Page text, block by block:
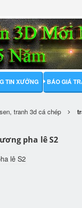
TIN XƯỞNG BÁO GIÁ
tranh 3d cá chép
pha lê S2